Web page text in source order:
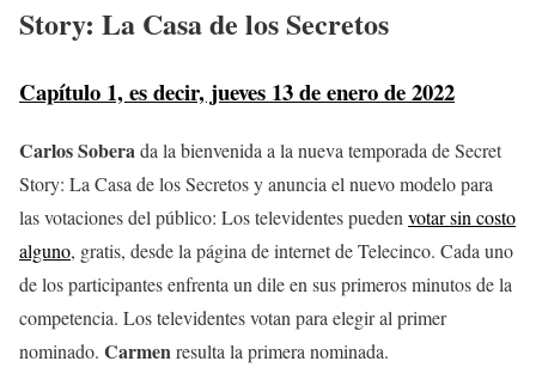
Story: La Casa de los Secretos
Capítulo 1, es decir, jueves 13 de enero de 2022
Carlos Sobera da la bienvenida a la nueva temporada de Secret
Story: La Casa de los Secretos y anuncia el nuevo modelo para
las votaciones del público: Los televidentes pueden votar sin costo
alguno, gratis, desde la página de internet de Telecinco. Cada uno
de los participantes enfrenta un dile en sus primeros minutos de la
competencia. Los televidentes votan para elegir al primer
nominado. Carmen resulta la primera nominada.